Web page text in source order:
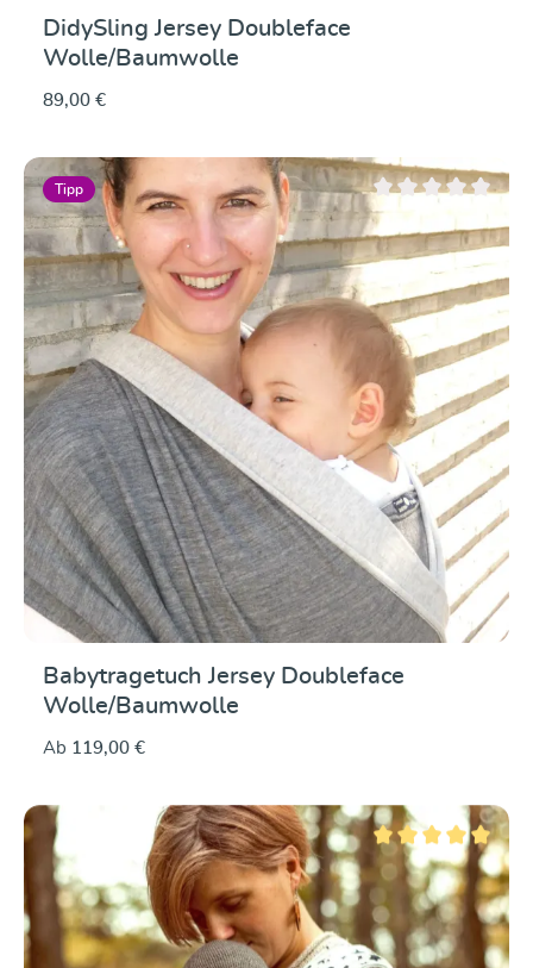
DidySling Jersey Doubleface
Wolle/Baumwolle
89,00 €
Tipp
Durchschnittliche
Babytragetuch Jersey Doubleface
Wolle/Baumwolle
Ab 119,00 €
Durchschnittliche